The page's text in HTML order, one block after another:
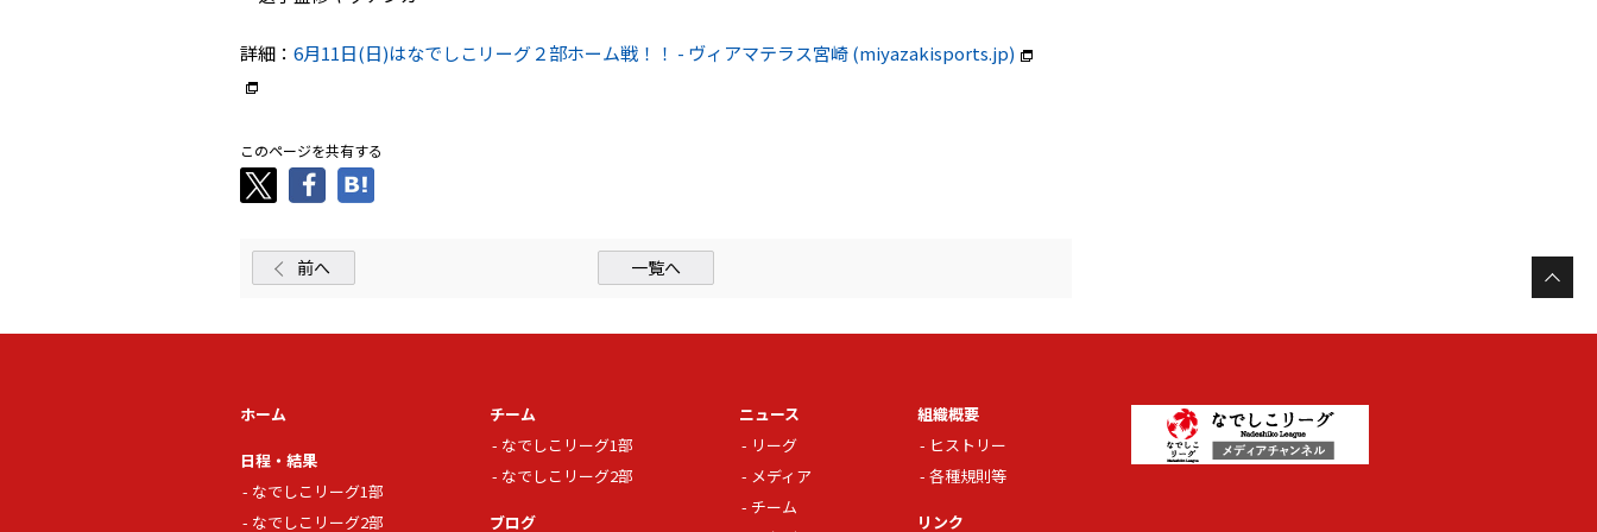
詳細： 6月11日(日)はなでしこリーグ２部ホーム戦！！ - ヴィアマテラス宮崎 (miyazakisports.jp)
このページを共有する
前へ 一覧へ
ホーム
日程・結果
なでしこリーグ1部
なでしこリーグ2部
チーム
なでしこリーグ1部
なでしこリーグ2部
ブログ
ニュース
リーグ
メディア
チーム
組織概要
ヒストリー
各種規則等
リンク